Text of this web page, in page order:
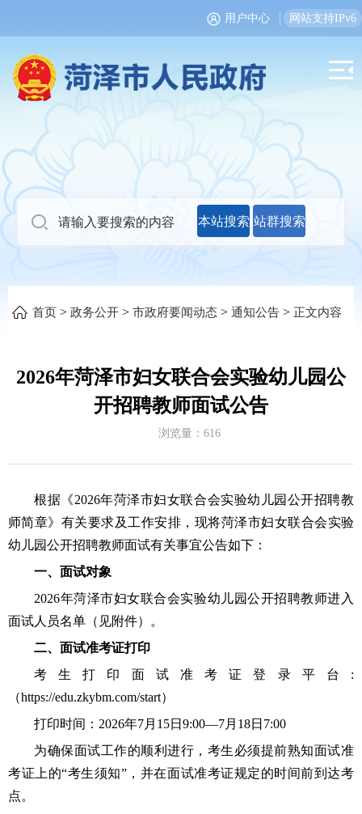
用户中心 网站支持IPv6
本站搜索 站群搜索
首页 > 政务公开 > 市政府要闻动态 > 通知公告 > 正文内容
2026年菏泽市妇女联合会实验幼儿园公
开招聘教师面试公告
浏览量： 616
根据《2026年菏泽市妇女联合会实验幼儿园 公开招聘教
师简章》有关要求及工作安排，现将菏泽市妇女联合会实验
幼儿园公开招聘教师面试有关事宜公告如下：
一、面试对象
2026年菏泽市妇女联合会实验幼儿园公开招聘教师进入
面试人员名单（见附件）。
二、面试准考证打印
考生打印面试准考证登录平台 :
（https://edu.zkybm.com/start）
打印时间： 2026年7月15日9:00—7月18日7:00
为确保面试工作的顺利进行，考生必须提前熟知面试准
考证上的“考生须知”，并在面试准考证规定的时间前到达考
点。